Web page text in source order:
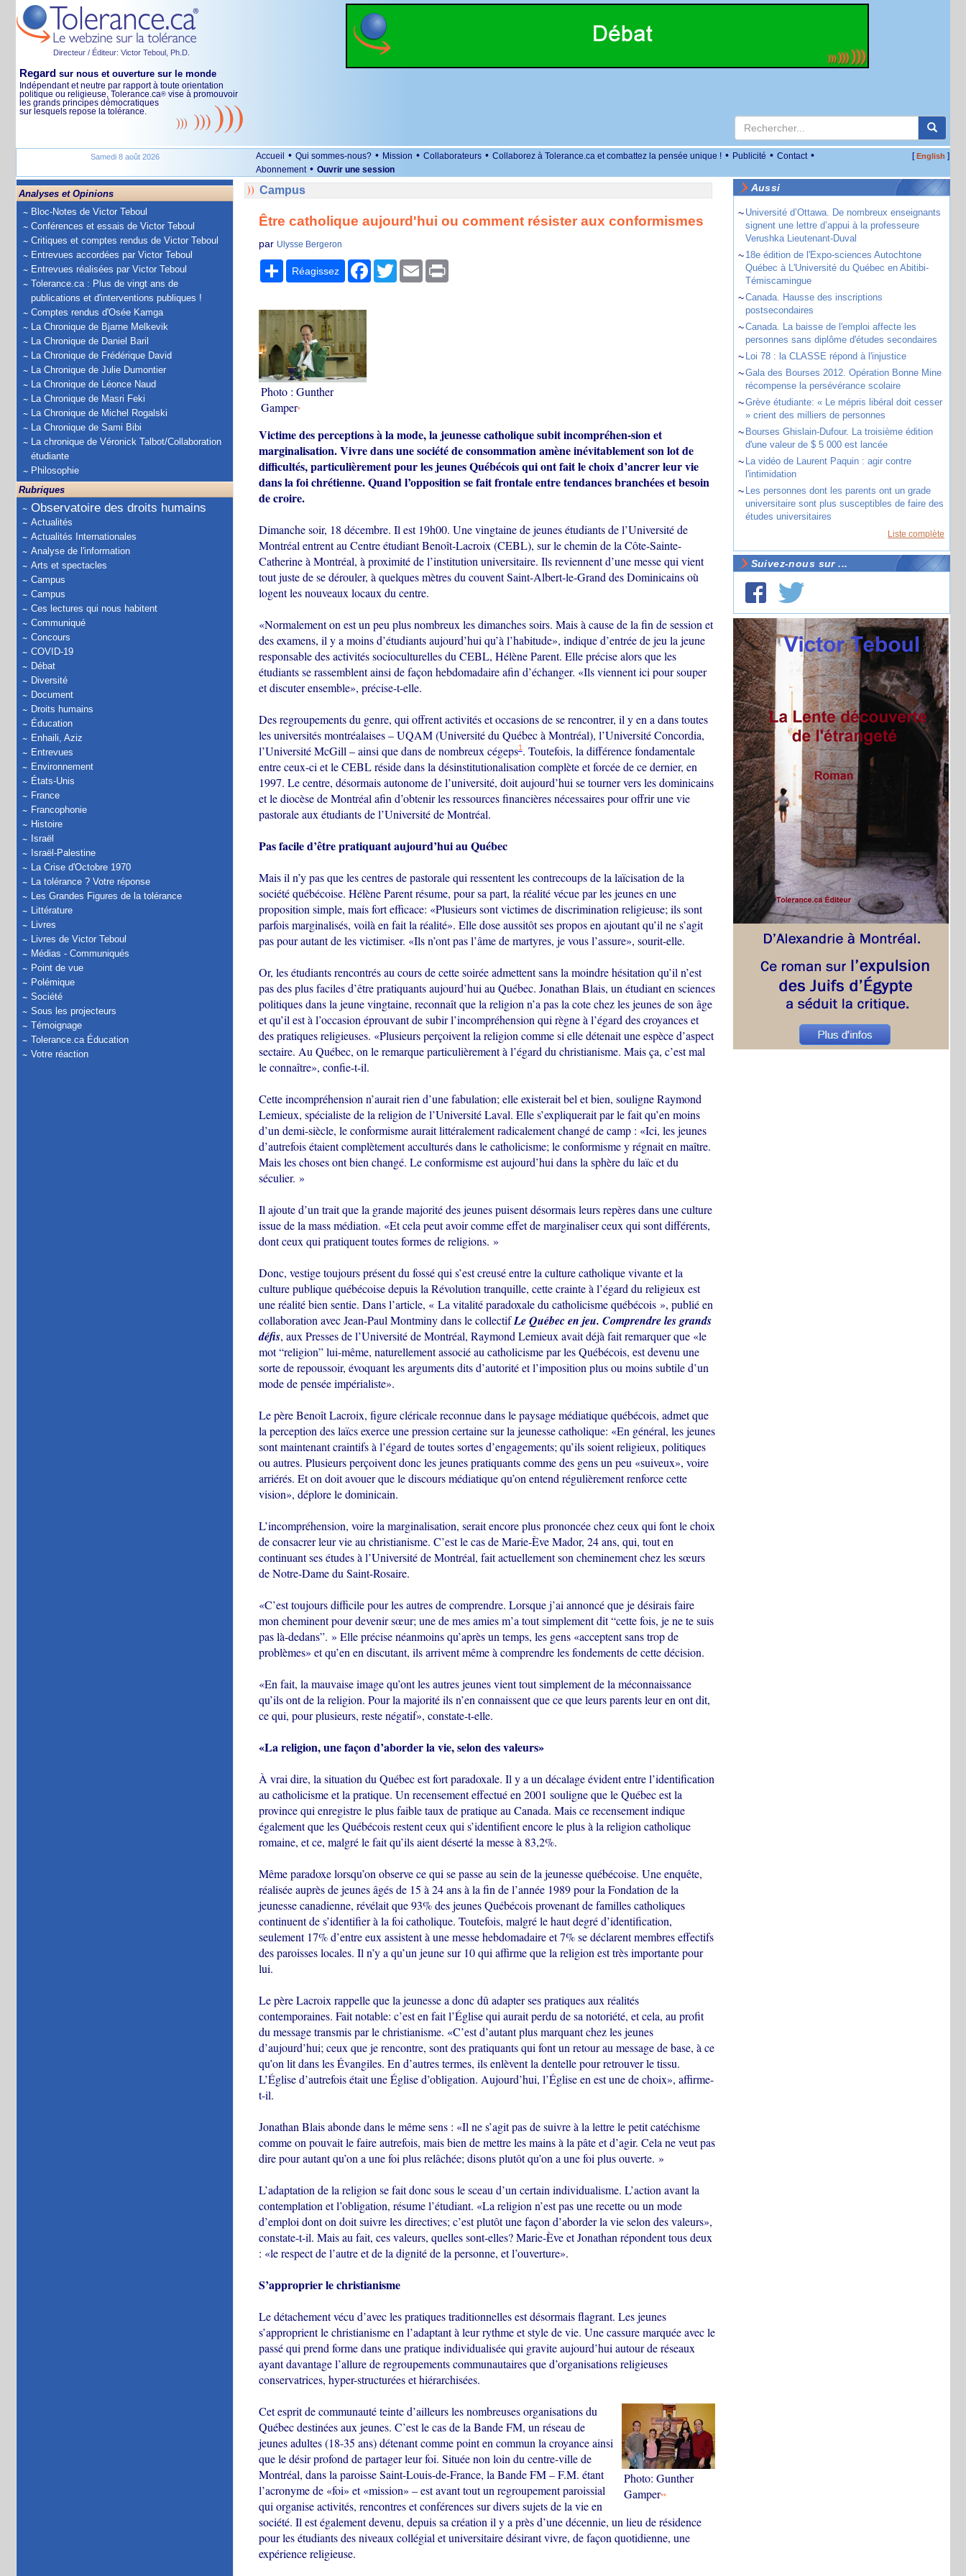
Directeur / Éditeur: Victor Teboul, Ph.D.
Regard sur nous et ouverture sur le monde
Indépendant et neutre par rapport à toute orientation
politique ou religieuse, Tolerance.ca® vise à promouvoir
les grands principes démocratiques
sur lesquels repose la tolérance.
Samedi 8 août 2026 Accueil • Qui sommes-nous? • Mission • Collaborateurs • Collaborez à Tolerance.ca et combattez la pensée unique ! • Publicité • Contact •
Abonnement • Ouvrir une session
[English ]
Analyses et Opinions
Bloc-Notes de Victor Teboul
Conférences et essais de Victor Teboul
Critiques et comptes rendus de Victor Teboul
Entrevues accordées par Victor Teboul
Entrevues réalisées par Victor Teboul
Tolerance.ca : Plus de vingt ans de
publications et d'interventions publiques !
Comptes rendus d'Osée Kamga
La Chronique de Bjarne Melkevik
La Chronique de Daniel Baril
La Chronique de Frédérique David
La Chronique de Julie Dumontier
La Chronique de Léonce Naud
La Chronique de Masri Feki
La Chronique de Michel Rogalski
La Chronique de Sami Bibi
La chronique de Véronick Talbot/Collaboration
étudiante
Philosophie
Rubriques
Observatoire des droits humains
Actualités
Actualités Internationales
Analyse de l'information
Arts et spectacles
Campus
Campus
Ces lectures qui nous habitent
Communiqué
Concours
COVID-19
Débat
Diversité
Document
Droits humains
Éducation
Enhaili, Aziz
Entrevues
Environnement
États-Unis
France
Francophonie
Histoire
Israël
Israël-Palestine
La Crise d'Octobre 1970
La tolérance ? Votre réponse
Les Grandes Figures de la tolérance
Littérature
Livres
Livres de Victor Teboul
Médias - Communiqués
Point de vue
Polémique
Société
Sous les projecteurs
Témoignage
Tolerance.ca Éducation
Votre réaction
Campus
Être catholique aujourd'hui ou comment résister aux conformismes
par Ulysse Bergeron
Partager
Réagissez Facebook
TwitterEmail Print
Photo : Gunther
Gamper*
Victime des perceptions à la mode, la jeunesse catholique subit incompréhen-sion et
marginalisation. Vivre dans une société de consommation amène inévitablement son lot de
difficultés, particulièrement pour les jeunes Québécois qui ont fait le choix d’ancrer leur vie
dans la foi chrétienne. Quand l’opposition se fait frontale entre tendances branchées et besoin
de croire.
Dimanche soir, 18 décembre. Il est 19h00. Une vingtaine de jeunes étudiants de l’Université de
Montréal entrent au Centre étudiant Benoît-Lacroix (CEBL), sur le chemin de la Côte-Sainte-
Catherine à Montréal, à proximité de l’institution universitaire. Ils reviennent d’une messe qui vient
tout juste de se dérouler, à quelques mètres du couvent Saint-Albert-le-Grand des Dominicains où
logent les nouveaux locaux du centre.
«Normalement on est un peu plus nombreux les dimanches soirs. Mais à cause de la fin de session et
des examens, il y a moins d’étudiants aujourd’hui qu’à l’habitude», indique d’entrée de jeu la jeune
responsable des activités socioculturelles du CEBL, Hélène Parent. Elle précise alors que les
étudiants se rassemblent ainsi de façon hebdomadaire afin d’échanger. «Ils viennent ici pour souper
et discuter ensemble», précise-t-elle.
Des regroupements du genre, qui offrent activités et occasions de se rencontrer, il y en a dans toutes
les universités montréalaises – UQAM (Université du Québec à Montréal), l’Université Concordia,
l’Université McGill – ainsi que dans de nombreux cégeps1. Toutefois, la différence fondamentale
entre ceux-ci et le CEBL réside dans la désinstitutionalisation complète et forcée de ce dernier, en
1997. Le centre, désormais autonome de l’université, doit aujourd’hui se tourner vers les dominicains
et le diocèse de Montréal afin d’obtenir les ressources financières nécessaires pour offrir une vie
pastorale aux étudiants de l’Université de Montréal.
Pas facile d’être pratiquant aujourd’hui au Québec
Mais il n’y pas que les centres de pastorale qui ressentent les contrecoups de la laïcisation de la
société québécoise. Hélène Parent résume, pour sa part, la réalité vécue par les jeunes en une
proposition simple, mais fort efficace: «Plusieurs sont victimes de discrimination religieuse; ils sont
parfois marginalisés, voilà en fait la réalité». Elle dose aussitôt ses propos en ajoutant qu’il ne s’agit
pas pour autant de les victimiser. «Ils n’ont pas l’âme de martyres, je vous l’assure», sourit-elle.
Or, les étudiants rencontrés au cours de cette soirée admettent sans la moindre hésitation qu’il n’est
pas des plus faciles d’être pratiquants aujourd’hui au Québec. Jonathan Blais, un étudiant en sciences
politiques dans la jeune vingtaine, reconnaît que la religion n’a pas la cote chez les jeunes de son âge
et qu’il est à l’occasion éprouvant de subir l’incompréhension qui règne à l’égard des croyances et
des pratiques religieuses. «Plusieurs perçoivent la religion comme si elle détenait une espèce d’aspect
sectaire. Au Québec, on le remarque particulièrement à l’égard du christianisme. Mais ça, c’est mal
le connaître», confie-t-il.
Cette incompréhension n’aurait rien d’une fabulation; elle existerait bel et bien, souligne Raymond
Lemieux, spécialiste de la religion de l’Université Laval. Elle s’expliquerait par le fait qu’en moins
d’un demi-siècle, le conformisme aurait littéralement radicalement changé de camp : «Ici, les jeunes
d’autrefois étaient complètement acculturés dans le catholicisme; le conformisme y régnait en maître.
Mais les choses ont bien changé. Le conformisme est aujourd’hui dans la sphère du laïc et du
séculier. »
Il ajoute d’un trait que la grande majorité des jeunes puisent désormais leurs repères dans une culture
issue de la mass médiation. «Et cela peut avoir comme effet de marginaliser ceux qui sont différents,
dont ceux qui pratiquent toutes formes de religions. »
Donc, vestige toujours présent du fossé qui s’est creusé entre la culture catholique vivante et la
culture publique québécoise depuis la Révolution tranquille, cette crainte à l’égard du religieux est
une réalité bien sentie. Dans l’article, « La vitalité paradoxale du catholicisme québécois », publié en
collaboration avec Jean-Paul Montminy dans le collectifLe Québec en jeu. Comprendre les grands
défis, aux Presses de l’Université de Montréal, Raymond Lemieux avait déjà fait remarquer que «le
mot “religion” lui-même, naturellement associé au catholicisme par les Québécois, est devenu une
sorte de repoussoir, évoquant les arguments dits d’autorité et l’imposition plus ou moins subtile d’un
mode de pensée impérialiste».
Le père Benoît Lacroix, figure cléricale reconnue dans le paysage médiatique québécois, admet que
la perception des laïcs exerce une pression certaine sur la jeunesse catholique: «En général, les jeunes
sont maintenant craintifs à l’égard de toutes sortes d’engagements; qu’ils soient religieux, politiques
ou autres. Plusieurs perçoivent donc les jeunes pratiquants comme des gens un peu «suiveux», voire
arriérés. Et on doit avouer que le discours médiatique qu’on entend régulièrement renforce cette
vision», déplore le dominicain.
L’incompréhension, voire la marginalisation, serait encore plus prononcée chez ceux qui font le choix
de consacrer leur vie au christianisme. C’est le cas de Marie-Ève Mador, 24 ans, qui, tout en
continuant ses études à l’Université de Montréal, fait actuellement son cheminement chez les sœurs
de Notre-Dame du Saint-Rosaire.
«C’est toujours difficile pour les autres de comprendre. Lorsque j’ai annoncé que je désirais faire
mon cheminent pour devenir sœur; une de mes amies m’a tout simplement dit “cette fois, je ne te suis
pas là-dedans”. » Elle précise néanmoins qu’après un temps, les gens «acceptent sans trop de
problèmes» et qu’en en discutant, ils arrivent même à comprendre les fondements de cette décision.
«En fait, la mauvaise image qu’ont les autres jeunes vient tout simplement de la méconnaissance
qu’ils ont de la religion. Pour la majorité ils n’en connaissent que ce que leurs parents leur en ont dit,
ce qui, pour plusieurs, reste négatif», constate-t-elle.
«La religion, une façon d’aborder la vie, selon des valeurs»
À vrai dire, la situation du Québec est fort paradoxale. Il y a un décalage évident entre l’identification
au catholicisme et la pratique. Un recensement effectué en 2001 souligne que le Québec est la
province qui enregistre le plus faible taux de pratique au Canada. Mais ce recensement indique
également que les Québécois restent ceux qui s’identifient encore le plus à la religion catholique
romaine, et ce, malgré le fait qu’ils aient déserté la messe à 83,2%.
Même paradoxe lorsqu’on observe ce qui se passe au sein de la jeunesse québécoise. Une enquête,
réalisée auprès de jeunes âgés de 15 à 24 ans à la fin de l’année 1989 pour la Fondation de la
jeunesse canadienne, révélait que 93% des jeunes Québécois provenant de familles catholiques
continuent de s’identifier à la foi catholique. Toutefois, malgré le haut degré d’identification,
seulement 17% d’entre eux assistent à une messe hebdomadaire et 7% se déclarent membres effectifs
des paroisses locales. Il n’y a qu’un jeune sur 10 qui affirme que la religion est très importante pour
lui.
Le père Lacroix rappelle que la jeunesse a donc dû adapter ses pratiques aux réalités
contemporaines. Fait notable: c’est en fait l’Église qui aurait perdu de sa notoriété, et cela, au profit
du message transmis par le christianisme. «C’est d’autant plus marquant chez les jeunes
d’aujourd’hui; ceux que je rencontre, sont des pratiquants qui font un retour au message de base, à ce
qu’on lit dans les Évangiles. En d’autres termes, ils enlèvent la dentelle pour retrouver le tissu.
L’Église d’autrefois était une Église d’obligation. Aujourd’hui, l’Église en est une de choix», affirme-
t-il.
Jonathan Blais abonde dans le même sens : «Il ne s’agit pas de suivre à la lettre le petit catéchisme
comme on pouvait le faire autrefois, mais bien de mettre les mains à la pâte et d’agir. Cela ne veut pas
dire pour autant qu’on a une foi plus relâchée; disons plutôt qu’on a une foi plus ouverte. »
L’adaptation de la religion se fait donc sous le sceau d’un certain individualisme. L’action avant la
contemplation et l’obligation, résume l’étudiant. «La religion n’est pas une recette ou un mode
d’emploi dont on doit suivre les directives; c’est plutôt une façon d’aborder la vie selon des valeurs»,
constate-t-il. Mais au fait, ces valeurs, quelles sont-elles? Marie-Ève et Jonathan répondent tous deux
: «le respect de l’autre et de la dignité de la personne, et l’ouverture».
S’approprier le christianisme
Le détachement vécu d’avec les pratiques traditionnelles est désormais flagrant. Les jeunes
s’approprient le christianisme en l’adaptant à leur rythme et style de vie. Une cassure marquée avec le
passé qui prend forme dans une pratique individualisée qui gravite aujourd’hui autour de réseaux
ayant davantage l’allure de regroupements communautaires que d’organisations religieuses
conservatrices, hyper-structurées et hiérarchisées.
Photo: Gunther
Gamper**
Cet esprit de communauté teinte d’ailleurs les nombreuses organisations du
Québec destinées aux jeunes. C’est le cas de la Bande FM, un réseau de
jeunes adultes (18-35 ans) détenant comme point en commun la croyance ainsi
que le désir profond de partager leur foi. Située non loin du centre-ville de
Montréal, dans la paroisse Saint-Louis-de-France, la Bande FM – F.M. étant
l’acronyme de «foi» et «mission» – est avant tout un regroupement paroissial
qui organise activités, rencontres et conférences sur divers sujets de la vie en
société. Il est également devenu, depuis sa création il y a près d’une décennie, un lieu de résidence
pour les étudiants des niveaux collégial et universitaire désirant vivre, de façon quotidienne, une
expérience religieuse.
Aussi
~ Université d’Ottawa. De nombreux enseignants
signent une lettre d’appui à la professeure
Verushka Lieutenant-Duval
~ 18e édition de l'Expo-sciences Autochtone
Québec à L'Université du Québec en Abitibi-
Témiscamingue
~Canada. Hausse des inscriptions
postsecondaires
~Canada. La baisse de l'emploi affecte les
personnes sans diplôme d'études secondaires
~ Loi 78 : la CLASSE répond à l'injustice
~Gala des Bourses 2012. Opération Bonne Mine
récompense la persévérance scolaire
~Grève étudiante: « Le mépris libéral doit cesser
» crient des milliers de personnes
~ Bourses Ghislain-Dufour. La troisième édition
d'une valeur de $ 5 000 est lancée
~ La vidéo de Laurent Paquin : agir contre
l'intimidation
~ Les personnes dont les parents ont un grade
universitaire sont plus susceptibles de faire des
études universitaires
Liste complète
Suivez-nous sur ...